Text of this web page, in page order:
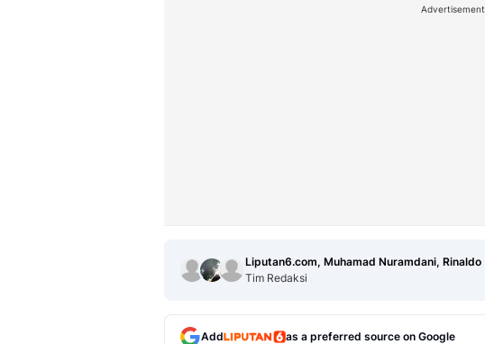
Advertisement
Liputan6.com, Muhamad Nuramdani, Rinaldo
Tim Redaksi
Add as a preferred source on Google